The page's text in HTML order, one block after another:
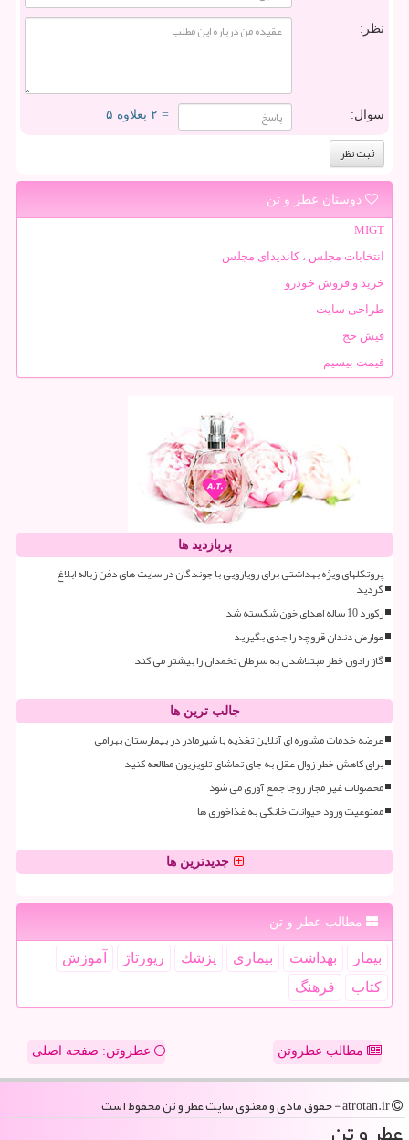
نظر:
سوال: = ۲ بعلاوه ۵
دوستان عطر و تن
MIGT
انتخابات مجلس ، کاندیدای مجلس
خرید و فروش خودرو
طراحی سایت
فیش حج
قیمت بیسیم
پربازدید ها
پروتکلهای ویژه بهداشتی برای رویارویی با جوندگان در سایت های دفن زباله ابلاغ
گردید
رکورد 10 ساله اهدای خون شکسته شد
عوارض دندان قروچه را جدی بگیرید
گاز رادون خطر مبتلاشدن به سرطان تخمدان را بیشتر می کند
جالب ترین ها
عرضه خدمات مشاوره ای آنلاین تغذیه با شیرمادر در بیمارستان بهرامی
برای کاهش خطر زوال عقل به جای تماشای تلویزیون مطالعه کنید
محصولات غیر مجاز روجا جمع آوری می شود
ممنوعیت ورود حیوانات خانگی به غذاخوری ها
جدیدترین ها
مطالب عطر و تن
بیمار بهداشت بیماری پزشك رپورتاژ
آموزش
كتاب
فرهنگ
مطالب عطروتن عطروتن: صفحه اصلی